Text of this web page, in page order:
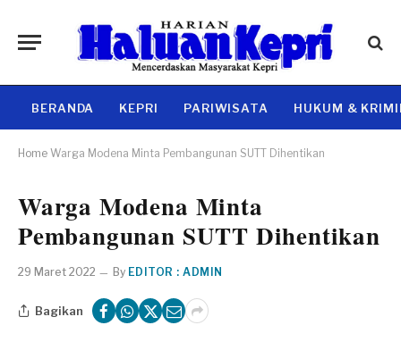
BERANDA KEPRI PARIWISATA HUKUM &
Home Warga Modena Minta Pembangunan SUTT Dihentikan
Warga Modena Minta
Pembangunan SUTT Dihentikan
29 Maret 2022 By EDITOR : ADMIN
Bagikan